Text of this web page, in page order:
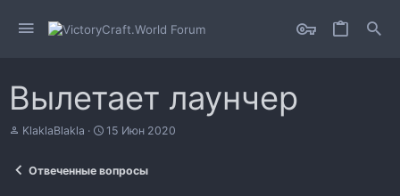
Вылетает лаунчер
А
KlaklaBlakla
Д
а
15 Июн 2020
Отвеченные вопросы